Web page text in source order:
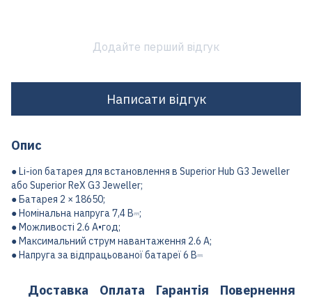
Додайте перший відгук
Написати відгук
Опис
● Li-ion батарея для встановлення в Superior Hub G3 Jeweller
або Superior ReX G3 Jeweller;
● Батарея 2 × 18650;
● Номінальна напруга 7,4 В⎓;
● Можливості 2.6 А•год;
● Максимальний струм навантаження 2.6 A;
● Напруга за відпрацьованої батареї 6 В⎓
Доставка Оплата Гарантія Повернення